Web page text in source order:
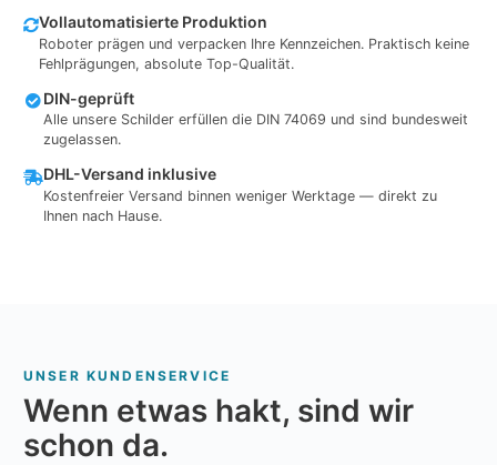
Vollautomatisierte Produktion
Roboter prägen und verpacken Ihre Kennzeichen. Praktisch keine
Fehlprägungen, absolute Top-Qualität.
DIN-geprüft
Alle unsere Schilder erfüllen die DIN 74069 und sind bundesweit
zugelassen.
DHL-Versand inklusive
Kostenfreier Versand binnen weniger Werktage — direkt zu
Ihnen nach Hause.
UNSER KUNDENSERVICE
Wenn etwas hakt, sind wir
schon da.